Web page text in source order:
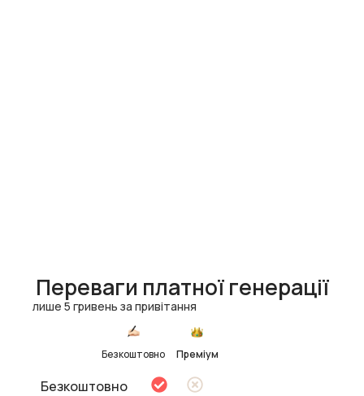
Переваги платної генерації
лише 5 гривень за привітання
Безкоштовно Преміум
Безкоштовно